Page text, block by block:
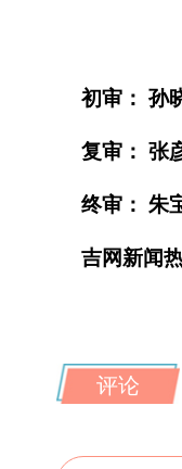
初审： 孙
复审： 张
终审： 朱
吉网新闻
评论